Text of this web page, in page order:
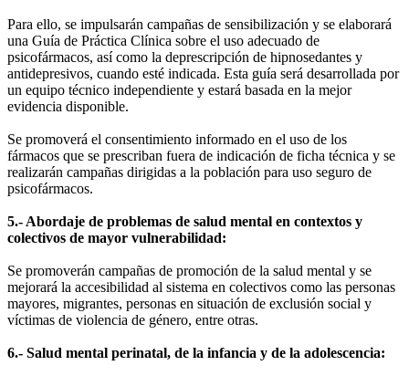
Para ello, se impulsarán campañas de sensibilización y se elaborará
una Guía de Práctica Clínica sobre el uso adecuado de
psicofármacos, así como la deprescripción de hipnosedantes y
antidepresivos, cuando esté indicada. Esta guía será desarrollada por
un equipo técnico independiente y estará basada en la mejor
evidencia disponible.
Se promoverá el consentimiento informado en el uso de los
fármacos que se prescriban fuera de indicación de ficha técnica y se
realizarán campañas dirigidas a la población para uso seguro de
psicofármacos.
5.- Abordaje de problemas de salud mental en contextos y
colectivos de mayor vulnerabilidad:
Se promoverán campañas de promoción de la salud mental y se
mejorará la accesibilidad al sistema en colectivos como las personas
mayores, migrantes, personas en situación de exclusión social y
víctimas de violencia de género, entre otras.
6.- Salud mental perinatal, de la infancia y de la adolescencia: